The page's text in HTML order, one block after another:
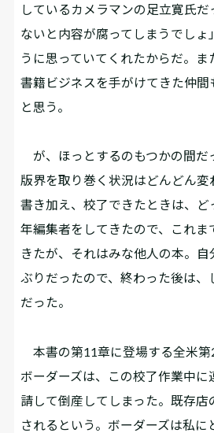
しているカメラマンの足立寛氏
ないと内容が腐ってしまうでしょ
うに思っていてくれたからだ。ま
書籍ビジネスを手がけてきた仲間
と思う。
が、ほっとするのもつかの間だ
版界を取り巻く状況はどんどん変
書き加え、校了できたときは、
年編集者をしてきたので、これま
きたが、それはみな他人の本。
ぶりだったので、終わった後は、
だった。
本書の第11章に登場する全米第
ボーダーズは、この校了作業中に
請して倒産してしまった。既存
されるという。ボーダーズは私に